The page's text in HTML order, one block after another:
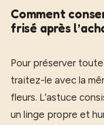
Comment
frisé après
Pour préserver
traitez-le avec la
fleurs. L’astuce
un linge propre et